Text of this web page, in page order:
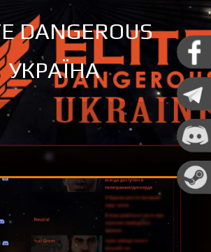
DANGEROUS
УКРАЇНА
про Elite Dangerous